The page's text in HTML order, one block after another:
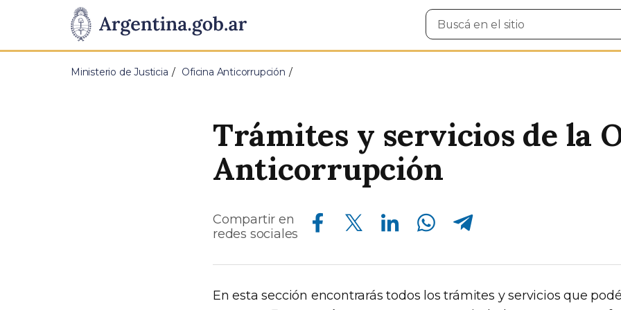
Presidencia
de
Pasar al contenido principal
Buscar
en
Ministerio de Justicia Oficina Anticorrupción
Trámites y servicios de la
Anticorrupción
Compartir en
redes sociales
Compartir en Facebook Compartir en Twitter Compartir en Linkedin Compartir en Whatsapp Compartir en Telegram
En esta sección encontrarás todos los trámites y servicios que